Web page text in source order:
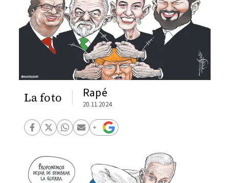
La foto Rapé
20.11.2024